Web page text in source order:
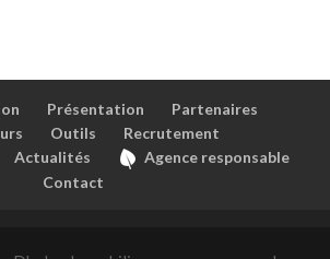
Présentation
Partenaires
Outils
Recrutement
Actualités
Agence responsable
Contact